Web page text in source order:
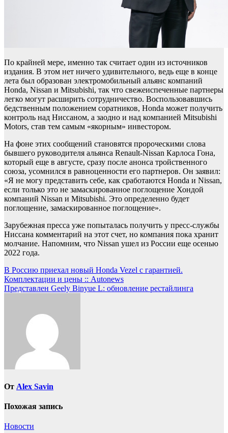
По крайней мере, именно так считает один из источников
издания. В этом нет ничего удивительного, ведь еще в конце
лета был образован электромобильный альянс компаний
Honda, Nissan и Mitsubishi, так что свежеиспеченные партнеры
легко могут расширить сотрудничество. Воспользовавшись
бедственным положением соратников, Honda может получить
контроль над Ниссаном, а заодно и над компанией Mitsubishi
Motors, став тем самым «якорным» инвестором.
На фоне этих сообщений становятся пророческими слова
бывшего руководителя альянса Renault-Nissan Карлоса Гона,
который еще в августе, сразу после анонса тройственного
союза, усомнился в равноценности его партнеров. Он заявил:
«Я не могу представить себе, как сработаются Honda и Nissan,
если только это не замаскированное поглощение Хондой
компаний Nissan и Mitsubishi. Это определенно будет
поглощение, замаскированное поглощение».
Зарубежная пресса уже попыталась получить у пресс-службы
Ниссана комментарий на этот счет, но компания пока хранит
молчание. Напомним, что Nissan ушел из России еще осенью
2022 года.
Навигация
по
В Россию приехал новый Honda Vezel с гарантией.
Комплектации и цены :: Autonews
Представлен Geely Binyue L: обновление рестайлинга
От Alex Savin
Похожая запись
Новости